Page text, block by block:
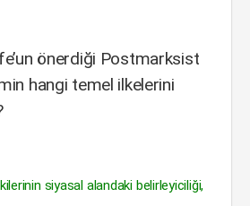
önerdiği Postmarksist
hangi temel ilkelerini
siyasal alandaki belirleyiciliği,